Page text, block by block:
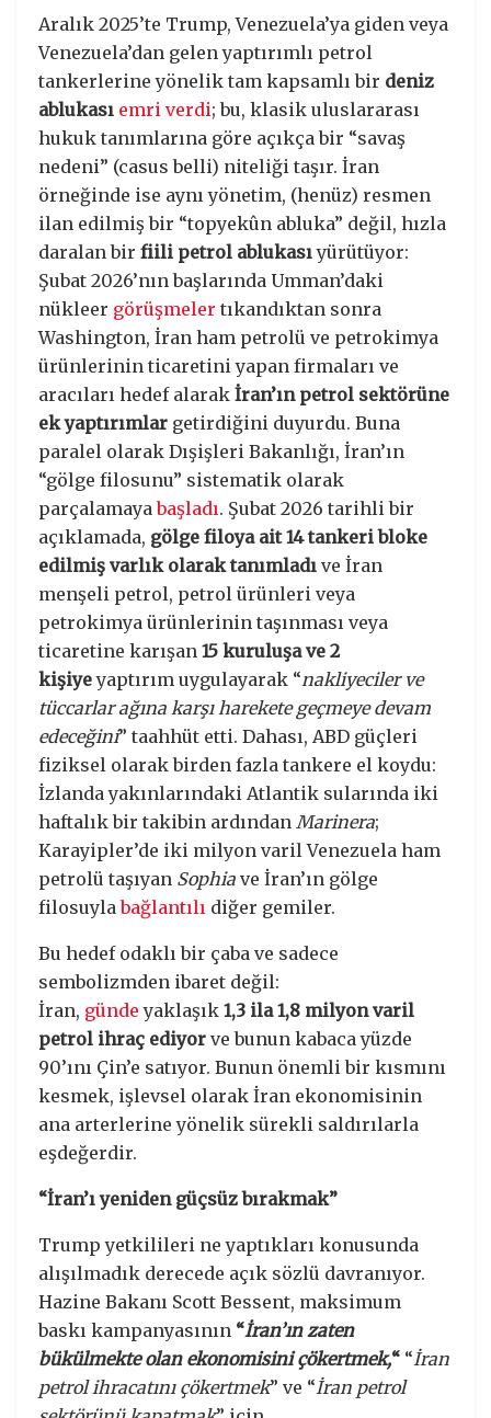
Aralık 2025’te Trump, Venezuela’ya giden veya
Venezuela’dan gelen yaptırımlı petrol
tankerlerine yönelik tam kapsamlı bir deniz
ablukası emri verdi; bu, klasik uluslararası
hukuk tanımlarına göre açıkça bir “savaş
nedeni” (casus belli) niteliği taşır. İran
örneğinde ise aynı yönetim, (henüz) resmen
ilan edilmiş bir “topyekûn abluka” değil, hızla
daralan bir fiili petrol ablukasıyürütüyor:
Şubat 2026’nın başlarında Umman’daki
nükleer görüşmeler tıkandıktan sonra
Washington, İran ham petrolü ve petrokimya
ürünlerinin ticaretini yapan firmaları ve
aracıları hedef alarak İran’ın petrol sektörüne
ek yaptırımlar getirdiğini duyurdu. Buna
paralel olarak Dışişleri Bakanlığı, İran’ın
“gölge filosunu” sistematik olarak
parçalamayabaşladı. Şubat 2026 tarihli bir
açıklamada, gölge filoya ait 14 tankeri bloke
edilmiş varlık olarak tanımladı ve İran
menşeli petrol, petrol ürünleri veya
petrokimya ürünlerinin taşınması veya
ticaretine karışan 15 kuruluşa ve 2
kişiyeyaptırım uygulayarak “nakliyeciler ve
tüccarlar ağına karşı harekete geçmeye devam
edeceğini” taahhüt etti. Dahası, ABD güçleri
fiziksel olarak birden fazla tankere el koydu:
İzlanda yakınlarındaki Atlantik sularında iki
haftalık bir takibin ardından Marinera;
Karayipler’de iki milyon varil Venezuela ham
petrolü taşıyan Sophia ve İran’ın gölge
filosuylabağlantılı diğer gemiler.
Bu hedef odaklı bir çaba ve sadece
sembolizmden ibaret değil:
İran, günde yaklaşık 1,3 ila 1,8 milyon varil
petrol ihraç ediyor ve bunun kabaca yüzde
90’ını Çin’e satıyor. Bunun önemli bir kısmını
kesmek, işlevsel olarak İran ekonomisinin
ana arterlerine yönelik sürekli saldırılarla
eşdeğerdir.
“İran’ı yeniden güçsüz bırakmak”
Trump yetkilileri ne yaptıkları konusunda
alışılmadık derecede açık sözlü davranıyor.
Hazine Bakanı Scott Bessent, maksimum
baskı kampanyasının “İran’ın zaten
bükülmekte olan ekonomisini çökertmek,“ “İran
petrol ihracatını çökertmek” ve “İran petrol